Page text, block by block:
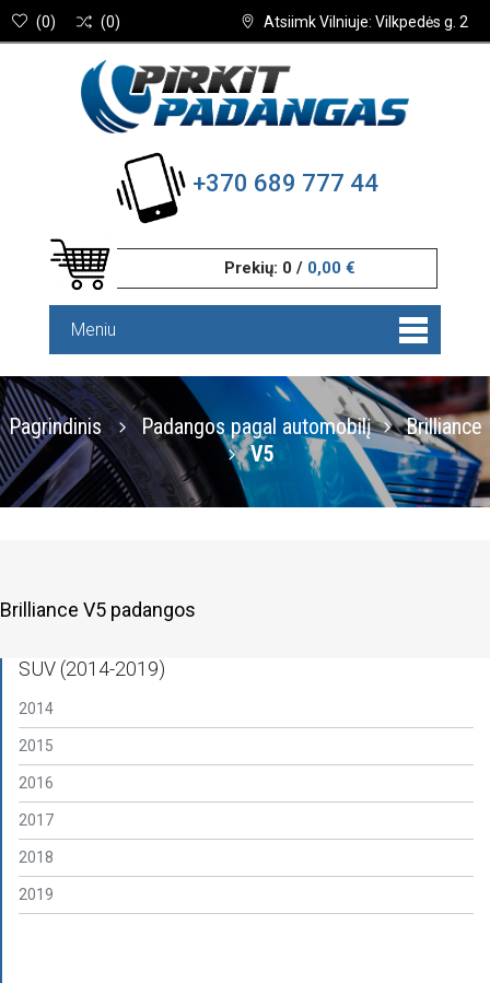
Atsiimk Vilniuje: Vilkpedės g. 2
(0) (0)
+370 689 777 44
Prekių: 0 / 0,00 €
Meniu
Pagrindinis Padangos pagal automobilį
Brilliance
V5
Brilliance V5 padangos
SUV (2014-2019)
2014
2015
2016
2017
2018
2019